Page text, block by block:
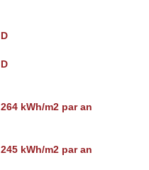
D
D
264 kWh/m2 par an
245 kWh/m2 par an